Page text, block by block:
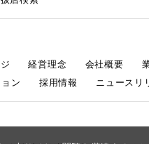
経営理念 会社概要
ン
採用情報 ニュースリ